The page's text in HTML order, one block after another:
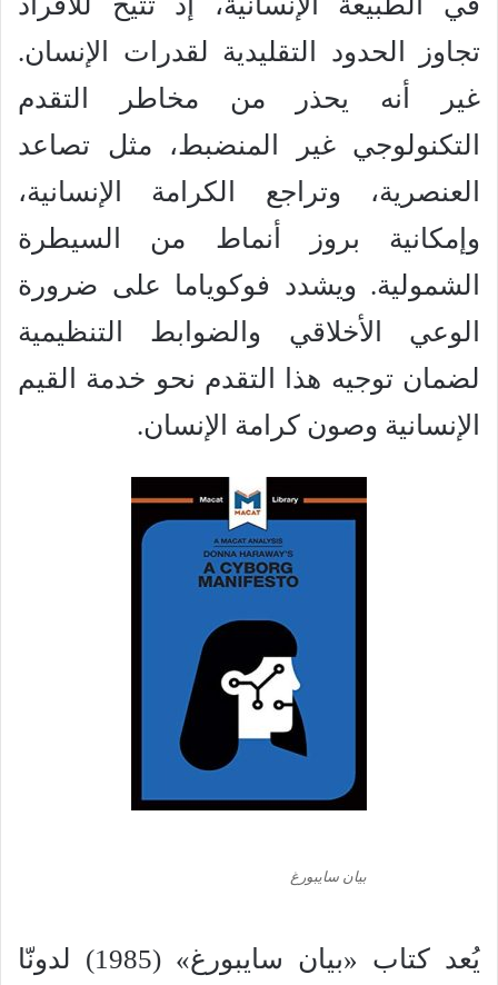
تجاوز الحدود التقليدية لقدرات الإنسان.
غير أنه يحذر من مخاطر التقدم
التكنولوجي غير المنضبط، مثل تصاعد
العنصرية، وتراجع الكرامة الإنسانية،
وإمكانية بروز أنماط من السيطرة
الشمولية. ويشدد فوكوياما على ضرورة
الوعي الأخلاقي والضوابط التنظيمية
لضمان توجيه هذا التقدم نحو خدمة القيم
الإنسانية وصون كرامة الإنسان.
بيان سايبورغ
يُعد كتاب «بيان سايبورغ» (1985) لدونّا